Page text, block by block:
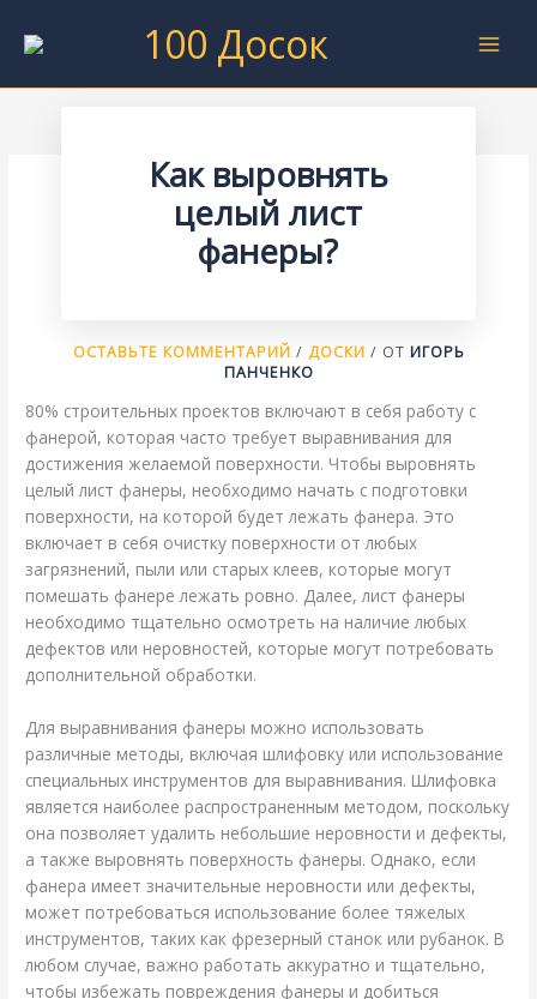
100 Досок
Как выровнять
целый лист
фанеры?
ОСТАВЬТЕ КОММЕНТАРИЙ / ДОСКИ / ОТ ИГОРЬ
ПАНЧЕНКО
80% строительных проектов включают в себя работу с
фанерой, которая часто требует выравнивания для
достижения желаемой поверхности. Чтобы выровнять
целый лист фанеры, необходимо начать с подготовки
поверхности, на которой будет лежать фанера. Это
включает в себя очистку поверхности от любых
загрязнений, пыли или старых клеев, которые могут
помешать фанере лежать ровно. Далее, лист фанеры
необходимо тщательно осмотреть на наличие любых
дефектов или неровностей, которые могут потребовать
дополнительной обработки.
Для выравнивания фанеры можно использовать
различные методы, включая шлифовку или использование
специальных инструментов для выравнивания. Шлифовка
является наиболее распространенным методом, поскольку
она позволяет удалить небольшие неровности и дефекты,
а также выровнять поверхность фанеры. Однако, если
фанера имеет значительные неровности или дефекты,
может потребоваться использование более тяжелых
инструментов, таких как фрезерный станок или рубанок. В
любом случае, важно работать аккуратно и тщательно,
чтобы избежать повреждения фанеры и добиться